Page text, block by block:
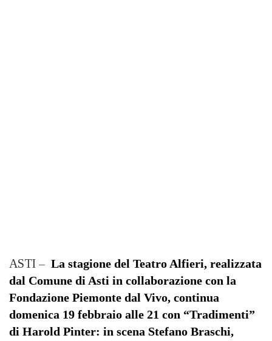
ASTI – La stagione del Teatro Alfieri, realizzata
dal Comune di Asti in collaborazione con la
Fondazione Piemonte dal Vivo, continua
domenica 19 febbraio alle 21 con “Tradimenti”
di Harold Pinter: in scena Stefano Braschi,